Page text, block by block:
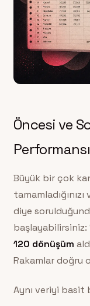
Öncesi ve
Performansı
Büyük bir çok
diye
başlayabilirsiniz:
120 dönüşüm
Rakamlar doğru
Aynı veriyi